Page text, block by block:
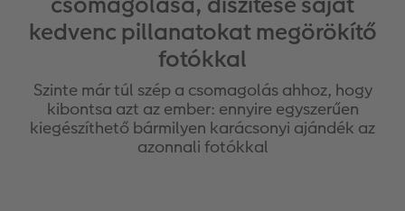
Vásárlói mintakönyvek
Így működik
Kids CEWE FOTÓKÖNYV
Art Collection CEWE FOTÓKÖNYV
Matt Prints
Képméretek
Prémium poszter
Art Prints
Direkt nyomtatású alufotó
Galériafotó
Habkarton
Esküvői köszöntő tábla
Üdvözlőkártyák
Kiskedvencek világa
Iskolaszer és irodaszer
Fényképes ajándékdobozok
Kiegészítők
CEWE myPhotos
CEWE PHOTO AWARD FOTÓPÁLYÁZAT
Fotózási tippek és trükkök
Hogyan készíts jobb képeket a
Híreink
kedvenc pillanatokat megörökítő
fotókkal
Szinte már túl szép a csomagolás ahhoz, hogy
kibontsa azt az ember: ennyire egyszerűen
kiegészíthető bármilyen karácsonyi ajándék az
azonnali fotókkal